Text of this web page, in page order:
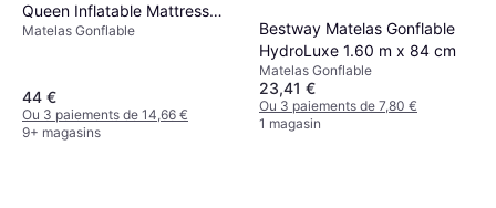
Queen Inflatable Mattress
64136ND
Matelas Gonflable
44 €
Ou 3 paiements de 14,66 €
9+ magasins
Bestway Matelas Gonflable
HydroLuxe 1.60 m x 84 cm
Matelas Gonflable
23,41 €
Ou 3 paiements de 7,80 €
1 magasin